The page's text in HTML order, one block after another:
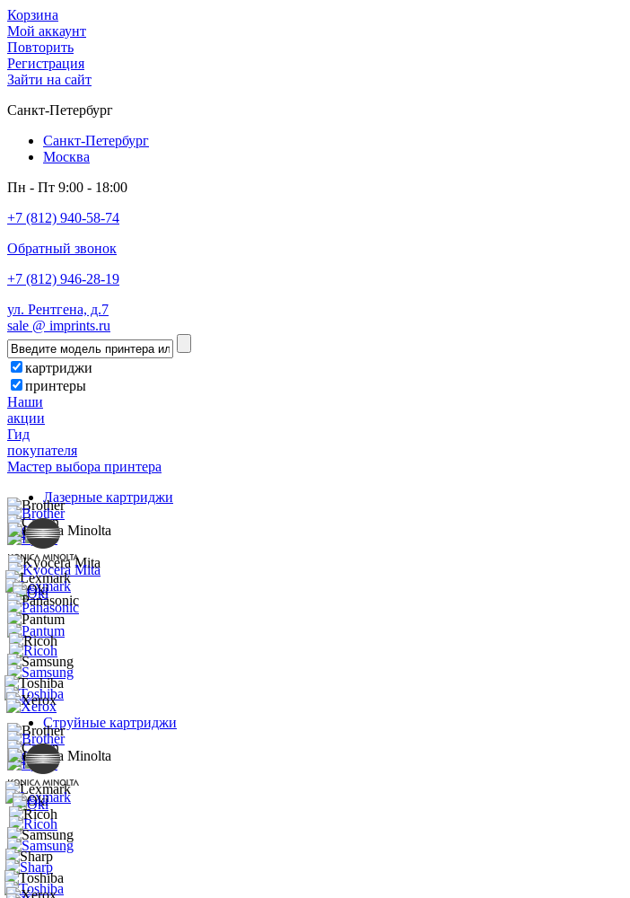
Корзина
Мой аккаунт
Повторить
Регистрация
Зайти на сайт
Санкт-Петербург
Санкт-Петербург
Москва
Пн - Пт 9:00 - 18:00
+7 (812) 940-58-74
Обратный звонок
+7 (812) 946-28-19
ул. Рентгена, д.7
sale @ imprints.ru
картриджи
принтеры
Наши
акции
Гид
покупателя
Мастер выбора принтера
Лазерные картриджи
Струйные картриджи